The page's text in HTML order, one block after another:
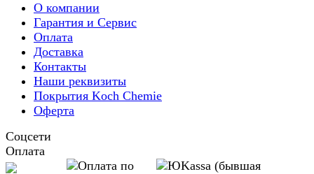
О компании
Гарантия и Сервис
Оплата
Доставка
Контакты
Наши реквизиты
Покрытия Koch Chemie
Оферта
Соцсети
Оплата